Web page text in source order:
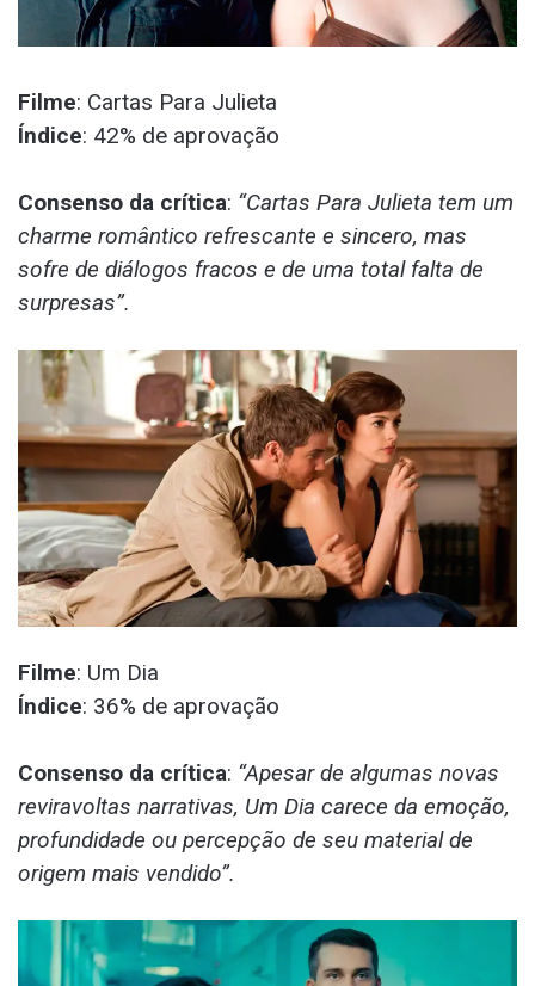
Filme: Cartas Para Julieta
Índice: 42% de aprovação
Consenso da crítica: “Cartas Para Julieta tem um
charme romântico refrescante e sincero, mas
sofre de diálogos fracos e de uma total falta de
surpresas”.
Filme: Um Dia
Índice: 36% de aprovação
Consenso da crítica: “Apesar de algumas novas
reviravoltas narrativas, Um Dia carece da emoção,
profundidade ou percepção de seu material de
origem mais vendido”.